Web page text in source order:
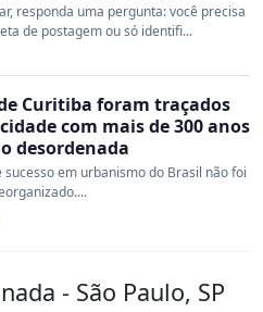
responda uma pergunta: você precisa
de postagem ou só identifi...
Curitiba foram traçados
com mais de 300 anos
desordenada
sucesso em urbanismo do Brasil não foi
- São Paulo, SP